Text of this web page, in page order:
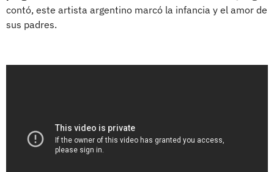
contó, este artista argentino marcó la infancia y el amor de
sus padres.